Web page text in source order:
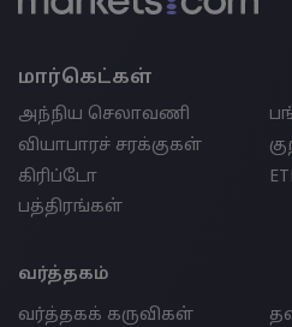
மார்கெட்கள்
அந்நிய செலாவணி
வியாபாரச் சரக்குகள்
கிரிப்டோ
பத்திரங்கள்
வர்த்தகம்
வர்த்தகக் கருவிகள்